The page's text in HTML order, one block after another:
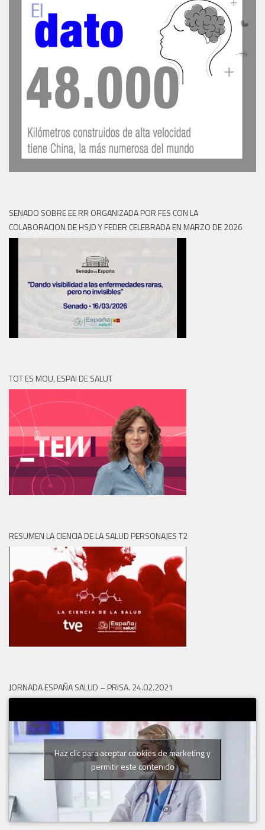
SENADO SOBRE EE RR ORGANIZADA POR FES CON LA
COLABORACION DE HSJD Y FEDER CELEBRADA EN MARZO DE 2026
TOT ES MOU, ESPAI DE SALUT
RESUMEN LA CIENCIA DE LA SALUD PERSONAJES T2
JORNADA ESPAÑA SALUD – PRISA. 24.02.2021
Haz clic para aceptar cookies de marketing y
permitir este contenido